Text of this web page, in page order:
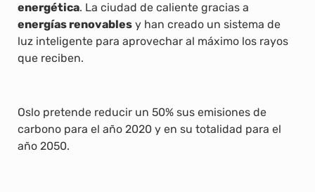
energética. La ciudad de caliente gracias a
energías renovables y han creado un sistema de
luz inteligente para aprovechar al máximo los rayos
que reciben.
Oslo pretende reducir un 50% sus emisiones de
carbono para el año 2020 y en su totalidad para el
año 2050.